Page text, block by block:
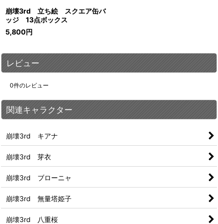
崩壊3rd 立ち絵 スクエア缶バ
ッジ 13点ボックス
5,800円
レビュー
0件のレビュー
関連キャラクター
崩壊3rd キアナ
崩壊3rd 芽衣
崩壊3rd ブローニャ
崩壊3rd 無量塔姫子
崩壊3rd 八重桜